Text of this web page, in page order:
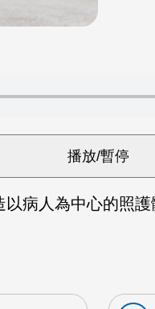
病人為中心的照護